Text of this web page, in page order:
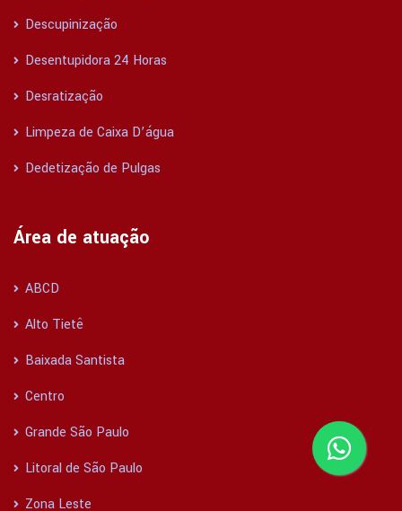
Descupinização
Desentupidora 24 Horas
Desratização
Limpeza de Caixa D’água
Dedetização de Pulgas
Área de atuação
ABCD
Alto Tietê
Baixada Santista
Centro
Grande São Paulo
Litoral de São Paulo
Zona Leste